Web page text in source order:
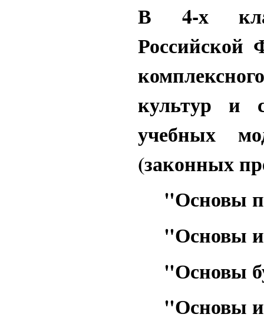
В 4-х
Российской
культур и
учебных
(законных
"Основы
"Основы
"Основы
"Основы